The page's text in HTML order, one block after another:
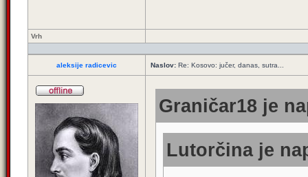
Vrh
aleksije radicevic Naslov: Re: Kosovo: jučer, danas, sutra...
Graničar18 je
Lutorčina je